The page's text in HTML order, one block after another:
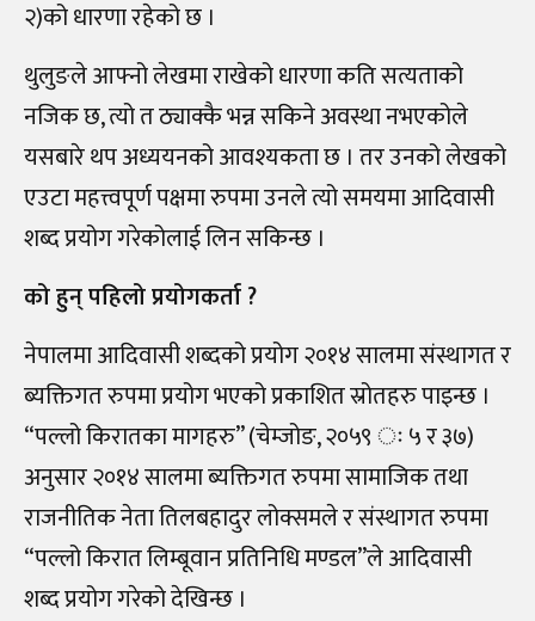
२)को धारणा रहेको छ ।
थुलुङले आफ्नो लेखमा राखेको धारणा कति सत्यताको
नजिक छ, त्यो त ठ्याक्कै भन्न सकिने अवस्था नभएकोले
यसबारे थप अध्ययनको आवश्यकता छ । तर उनको लेखको
एउटा महत्त्वपूर्ण पक्षमा रुपमा उनले त्यो समयमा आदिवासी
शब्द प्रयोग गरेकोलाई लिन सकिन्छ ।
को हुन् पहिलो प्रयोगकर्ता ?
नेपालमा आदिवासी शब्दको प्रयोग २०१४ सालमा संस्थागत र
ब्यक्तिगत रुपमा प्रयोग भएको प्रकाशित स्रोतहरु पाइन्छ ।
“पल्लो किरातका मागहरु” (चेम्जोङ, २०५९ ः ५ र ३७)
अनुसार २०१४ सालमा ब्यक्तिगत रुपमा सामाजिक तथा
राजनीतिक नेता तिलबहादुर लोक्समले र संस्थागत रुपमा
“पल्लो किरात लिम्बूवान प्रतिनिधि मण्डल”ले आदिवासी
शब्द प्रयोग गरेको देखिन्छ ।